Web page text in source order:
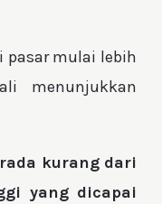
pasar mulai lebih
menunjukkan
kurang dari
yang dicapai